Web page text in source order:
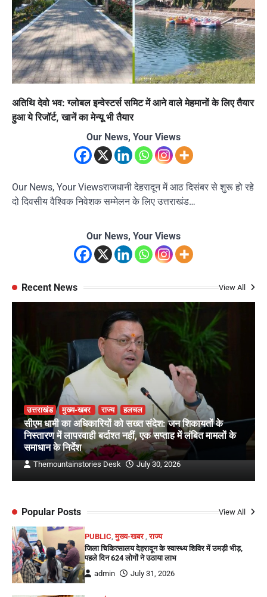
अतिथि देवो भव: ग्लोबल इन्वेस्टर्स समिट में आने वाले मेहमानों के लिए तैयार
हुआ ये रिजॉर्ट, खानें का मेन्यू भी तैयार
Our News, Your Views
Our News, Your Viewsराजधानी देहरादून में आठ दिसंबर से शुरू हो रहे
दो दिवसीय वैश्विक निवेशक सम्मेलन के लिए उत्तराखंड…
Our News, Your Views
Recent News View All
उत्तराखंड मुख्य-खबर राज्य हलचल
सीएम धामी का अधिकारियों को सख्त संदेश: जन शिकायतों के
निस्तारण में लापरवाही बर्दाश्त नहीं, एक सप्ताह में लंबित मामलों के
समाधान के निर्देश
Themountainstories Desk July 30, 2026
Popular Posts View All
PUBLIC ,मुख्य-खबर ,राज्य
जिला चिकित्सालय देहरादून के स्वास्थ्य शिविर में उमड़ी भीड़,
पहले दिन 624 लोगों ने उठाया लाभ
admin
July 31, 2026